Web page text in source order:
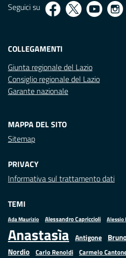
Seguici su
COLLEGAMENTI
Giunta regionale del Lazio
Consiglio regionale del Lazio
Garante nazionale
MAPPA DEL SITO
Sitemap
PRIVACY
Informativa sul trattamento dati
TEMI
Ada Maurizio Alessandro Capriccioli Alessio
Anastasìa Antigone
Nordio Carlo Renoldi Carmelo